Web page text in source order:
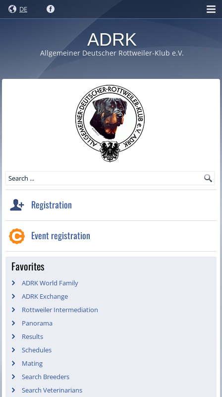
DE
ADRK
Allgemeiner Deutscher Rottweiler-Klub e.V.
Registration
Event registration
Favorites
ADRK World Family
ADRK Exchange
Rottweiler Intermediation
Panorama
Results
Schedules
Mating
Search Breeders
Search Veterinarians